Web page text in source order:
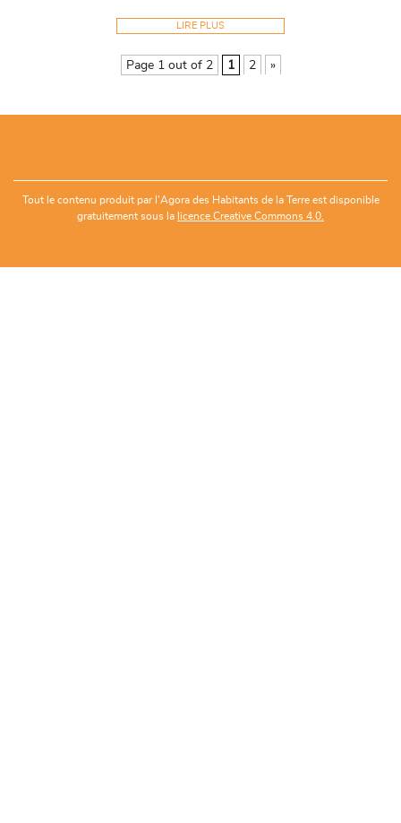
LIRE PLUS
Page 1 out of 2 1 2 »
Tout le contenu produit par l'Agora des Habitants de la Terre est disponible
gratuitement sous la licence Creative Commons 4.0.